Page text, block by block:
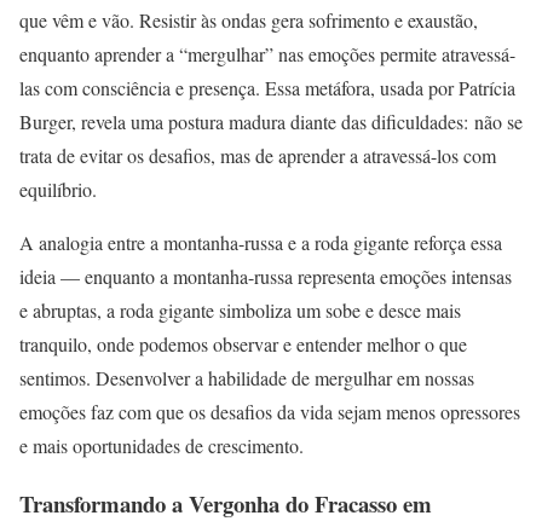
que vêm e vão. Resistir às ondas gera sofrimento e exaustão,
enquanto aprender a “mergulhar” nas emoções permite atravessá-
las com consciência e presença. Essa metáfora, usada por Patrícia
Burger, revela uma postura madura diante das dificuldades: não se
trata de evitar os desafios, mas de aprender a atravessá-los com
equilíbrio.
A analogia entre a montanha-russa e a roda gigante reforça essa
ideia — enquanto a montanha-russa representa emoções intensas
e abruptas, a roda gigante simboliza um sobe e desce mais
tranquilo, onde podemos observar e entender melhor o que
sentimos. Desenvolver a habilidade de mergulhar em nossas
emoções faz com que os desafios da vida sejam menos opressores
e mais oportunidades de crescimento.
Transformando a Vergonha do Fracasso em